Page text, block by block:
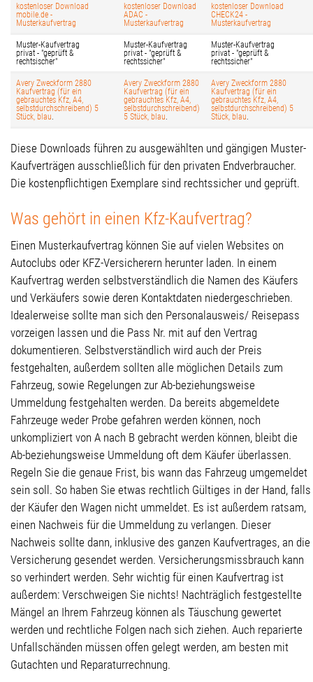
kostenloser Download
mobile.de -
Musterkaufvertrag
kostenloser Download
ADAC -
Musterkaufvertrag
kostenloser Download
CHECK24 -
Musterkaufvertrag
Muster-Kaufvertrag
privat - "geprüft &
rechtsischer"
Muster-Kaufvertrag
privat - "geprüft &
rechtssicher"
Muster-Kaufvertrag
privat - "geprüft &
rechtssicher"
Avery Zweckform 2880
Kaufvertrag (für ein
gebrauchtes Kfz, A4,
selbstdurchschreibend) 5
Stück, blau
Avery Zweckform 2880
Kaufvertrag (für ein
gebrauchtes Kfz, A4,
selbstdurchschreibend)
5 Stück, blau
Avery Zweckform 2880
Kaufvertrag (für ein
gebrauchtes Kfz, A4,
selbstdurchschreibend) 5
Stück, blau
Diese Downloads führen zu ausgewählten und gängigen Muster-
Kaufverträgen ausschließlich für den privaten Endverbraucher.
Die kostenpflichtigen Exemplare sind rechtssicher und geprüft.
Was gehört in einen Kfz-Kaufvertrag?
Einen Musterkaufvertrag können Sie auf vielen Websites on
Autoclubs oder KFZ-Versicherern herunter laden. In einem
Kaufvertrag werden selbstverständlich die Namen des Käufers
und Verkäufers sowie deren Kontaktdaten niedergeschrieben.
Idealerweise sollte man sich den Personalausweis/ Reisepass
vorzeigen lassen und die Pass Nr. mit auf den Vertrag
dokumentieren. Selbstverständlich wird auch der Preis
festgehalten, außerdem sollten alle möglichen Details zum
Fahrzeug, sowie Regelungen zur Ab-beziehungsweise
Ummeldung festgehalten werden. Da bereits abgemeldete
Fahrzeuge weder Probe gefahren werden können, noch
unkompliziert von A nach B gebracht werden können, bleibt die
Ab-beziehungsweise Ummeldung oft dem Käufer überlassen.
Regeln Sie die genaue Frist, bis wann das Fahrzeug umgemeldet
sein soll. So haben Sie etwas rechtlich Gültiges in der Hand, falls
der Käufer den Wagen nicht ummeldet. Es ist außerdem ratsam,
einen Nachweis für die Ummeldung zu verlangen. Dieser
Nachweis sollte dann, inklusive des ganzen Kaufvertrages, an die
Versicherung gesendet werden. Versicherungsmissbrauch kann
so verhindert werden. Sehr wichtig für einen Kaufvertrag ist
außerdem: Verschweigen Sie nichts! Nachträglich festgestellte
Mängel an Ihrem Fahrzeug können als Täuschung gewertet
werden und rechtliche Folgen nach sich ziehen. Auch reparierte
Unfallschänden müssen offen gelegt werden, am besten mit
Gutachten und Reparaturrechnung.